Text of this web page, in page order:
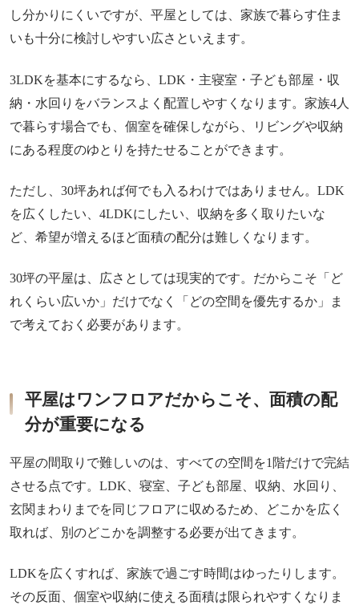
し分かりにくいですが、平屋としては、家族で暮らす住ま
いも十分に検討しやすい広さといえます。
3LDKを基本にするなら、LDK・主寝室・子ども部屋・収
納・水回りをバランスよく配置しやすくなります。家族4人
で暮らす場合でも、個室を確保しながら、リビングや収納
にある程度のゆとりを持たせることができます。
ただし、30坪あれば何でも入るわけではありません。LDK
を広くしたい、4LDKにしたい、収納を多く取りたいな
ど、希望が増えるほど面積の配分は難しくなります。
30坪の平屋は、広さとしては現実的です。だからこそ「ど
れくらい広いか」だけでなく「どの空間を優先するか」ま
で考えておく必要があります。
平屋はワンフロアだからこそ、面積の配
分が重要になる
平屋の間取りで難しいのは、すべての空間を1階だけで完結
させる点です。LDK、寝室、子ども部屋、収納、水回り、
玄関まわりまでを同じフロアに収めるため、どこかを広く
取れば、別のどこかを調整する必要が出てきます。
LDKを広くすれば、家族で過ごす時間はゆったりします。
その反面、個室や収納に使える面積は限られやすくなりま